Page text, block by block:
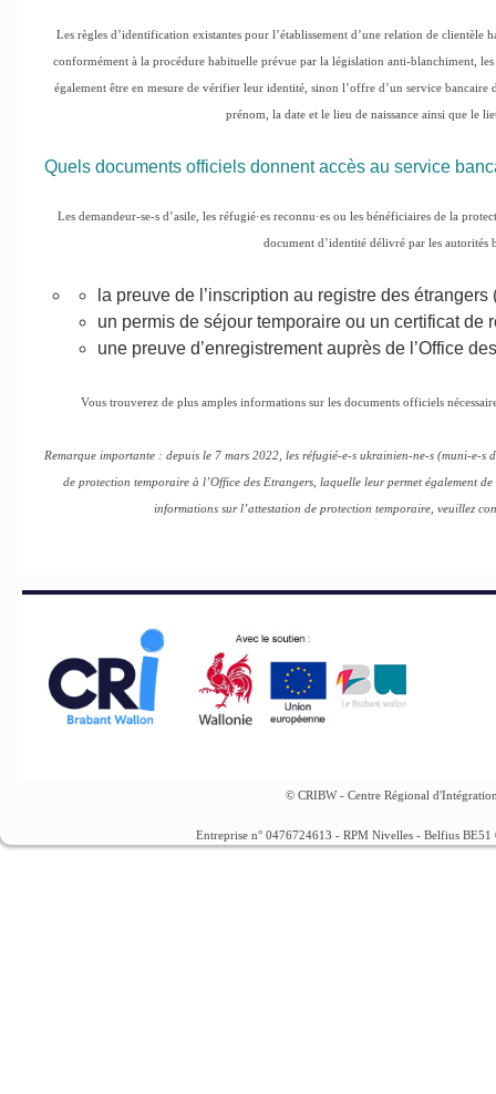
Les règles d’identification existantes pour l’établissement d’une relation de clientèle
conformément à la procédure habituelle prévue par la législation anti-blanchiment,
également être en mesure de vérifier leur identité, sinon l’offre d’un service bancaire
prénom, la date et le lieu de naissance ainsi que le
Quels documents officiels donnent accès au service
Les demandeur-se-s d’asile, les réfugié·es reconnu·es ou les bénéficiaires de la
document d’identité délivré par les autorités
la preuve de l’inscription au registre des
un permis de séjour temporaire ou un certificat de
une preuve d’enregistrement auprès de l’Office
Vous trouverez de plus amples informations sur les documents officiels
Remarque importante : depuis le 7 mars 2022, les réfugié-e-s ukrainien-ne-s (muni-e-s
de protection temporaire à l’Office des Etrangers, laquelle leur permet également
informations sur l’attestation de protection temporaire, veuillez
© CRIBW - Centre Régional
Entreprise n° 0476724613 - RPM Nivelles - Belfius